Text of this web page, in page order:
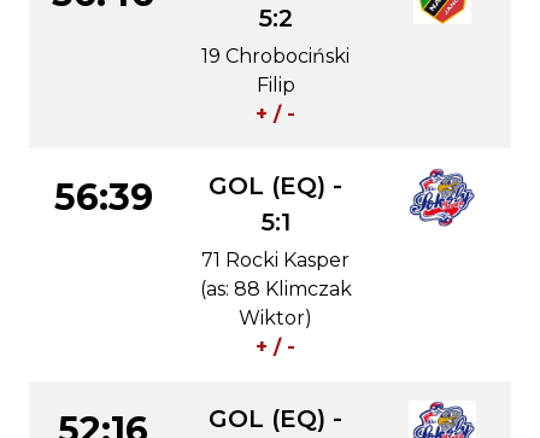
5:2
19 Chrobociński
Filip
+ / -
56:39
GOL (EQ) -
5:1
71 Rocki Kasper
(as: 88 Klimczak
Wiktor)
+ / -
GOL (EQ) -